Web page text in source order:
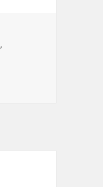
,